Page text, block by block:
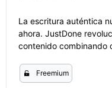
La escritura auténtica
ahora. JustDone
contenido combinando
Freemium